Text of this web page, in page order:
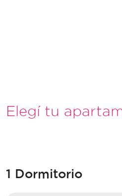
Elegí tu
1 Dormitorio